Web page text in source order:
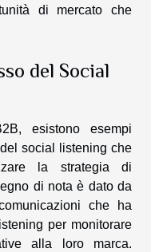
di mercato che
del Social
esistono esempi
social listening che
la strategia di
di nota è dato da
che ha
per monitorare
alla loro marca.